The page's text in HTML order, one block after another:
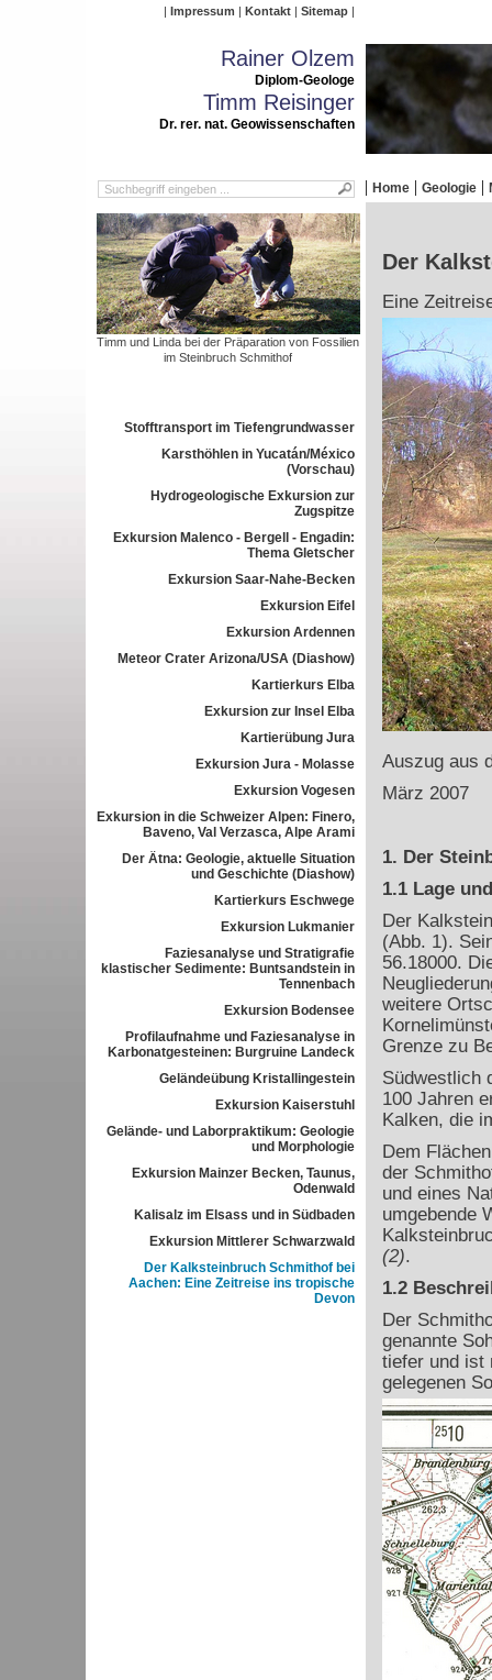
Impressum Kontakt Sitemap
Rainer Olzem
Diplom-Geologe
Timm Reisinger
Dr. rer. nat. Geowissenschaften
Home Geologie
Timm und Linda bei der Präparation von Fossilien
im Steinbruch Schmithof
Stofftransport im Tiefengrundwasser
Karsthöhlen in Yucatán/México
(Vorschau)
Hydrogeologische Exkursion zur
Zugspitze
Exkursion Malenco - Bergell - Engadin:
Thema Gletscher
Exkursion Saar-Nahe-Becken
Exkursion Eifel
Exkursion Ardennen
Meteor Crater Arizona/USA (Diashow)
Kartierkurs Elba
Exkursion zur Insel Elba
Kartierübung Jura
Exkursion Jura - Molasse
Exkursion Vogesen
Exkursion in die Schweizer Alpen: Finero,
Baveno, Val Verzasca, Alpe Arami
Der Ätna: Geologie, aktuelle Situation
und Geschichte (Diashow)
Kartierkurs Eschwege
Exkursion Lukmanier
Faziesanalyse und Stratigrafie
klastischer Sedimente: Buntsandstein in
Tennenbach
Exkursion Bodensee
Profilaufnahme und Faziesanalyse in
Karbonatgesteinen: Burgruine Landeck
Geländeübung Kristallingestein
Exkursion Kaiserstuhl
Gelände- und Laborpraktikum: Geologie
und Morphologie
Exkursion Mainzer Becken, Taunus,
Odenwald
Kalisalz im Elsass und in Südbaden
Exkursion Mittlerer Schwarzwald
Der Kalksteinbruch Schmithof bei
Aachen: Eine Zeitreise ins tropische
Devon
Der
Eine
Auszug aus
März 2007
1. Der
1.1 Lage
Der
(Abb. 1).
56.18000.
weitere
Grenze zu
Südwestlich
100 Jahren
Kalken, die
Dem
der
und eines
umgebende
(2).
1.2
Der
genannte
tiefer und ist
gelegenen